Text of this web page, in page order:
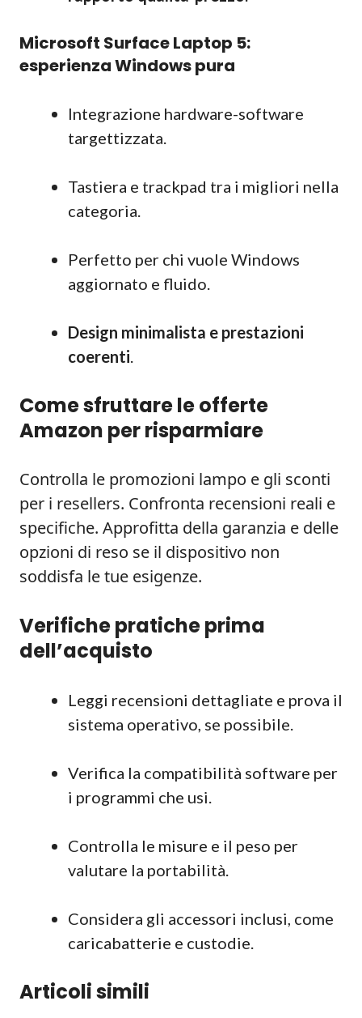
Microsoft Surface Laptop 5:
esperienza Windows pura
Integrazione hardware-software
targettizzata.
Tastiera e trackpad tra i migliori nella
categoria.
Perfetto per chi vuole Windows
aggiornato e fluido.
Design minimalista e prestazioni
coerenti.
Come sfruttare le offerte
Amazon per risparmiare
Controlla le promozioni lampo e gli sconti
per i resellers. Confronta recensioni reali e
specifiche. Approfitta della garanzia e delle
opzioni di reso se il dispositivo non
soddisfa le tue esigenze.
Verifiche pratiche prima
dell’acquisto
Leggi recensioni dettagliate e prova il
sistema operativo, se possibile.
Verifica la compatibilità software per
i programmi che usi.
Controlla le misure e il peso per
valutare la portabilità.
Considera gli accessori inclusi, come
caricabatterie e custodie.
Articoli simili